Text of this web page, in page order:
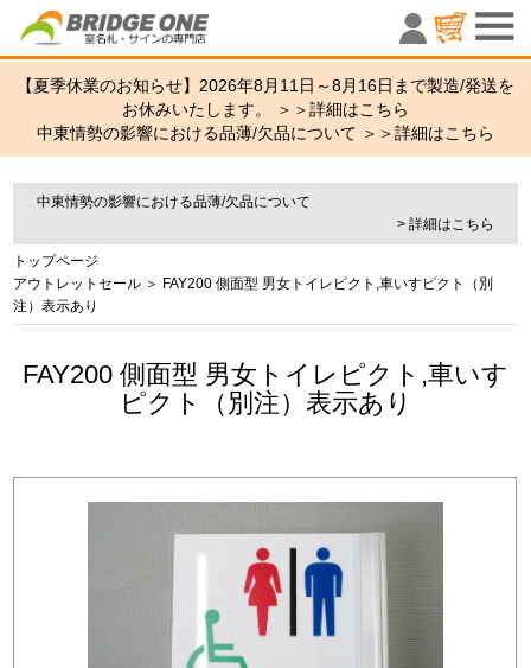
室名札・
【夏季休業のお知らせ】2026年8月11日～8月16日まで製造/発送を
お休みいたします。 ＞＞詳細はこちら
中東情勢の影響における品薄/欠品について ＞＞詳細はこちら
中東情勢の影響における品薄/欠品について
> 詳細はこちら
トップページ
アウトレットセール ＞ FAY200 側面型 男女トイレピクト,車いすピクト（別
注）表示あり
FAY200 側面型 男女トイレピクト,車いす
ピクト（別注）表示あり